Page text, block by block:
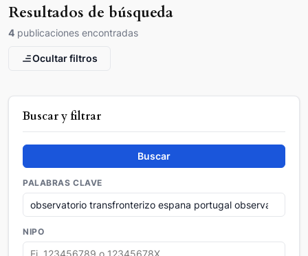
Resultados de búsqueda
4 publicaciones encontradas
Ocultar filtros
Buscar y filtrar
Buscar
PALABRAS CLAVE
NIPO